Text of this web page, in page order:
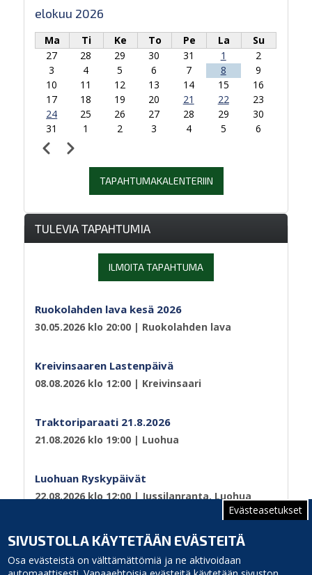
Evästeasetukset
SIVUSTOLLA KÄYTETÄÄN EVÄSTEITÄ
Osa evästeistä on välttämättömiä ja ne aktivoidaan
elokuu 2026
Ma Ti Ke To Pe La
Su
27
28 29 30 31 1
2
3
4 5 6 7 8
9
10
11 12 13 14 15
16
17
18 19 20 21 22
23
24
25 26 27 28 29
30
31
1 2 3 4 5
6
Sivutus
EdellinenSeuraava
TAPAHTUMAKALENTERIIN
TULEVIA TAPAHTUMIA
ILMOITA TAPAHTUMA
Ruokolahden lava kesä 2026
30.05.2026 klo 20:00 | Ruokolahden lava
Kreivinsaaren Lastenpäivä
08.08.2026 klo 12:00 | Kreivinsaari
Traktoriparaati 21.8.2026
21.08.2026 klo 19:00 | Luohua
Luohuan Ryskypäivät
22.08.2026 klo 12:00| Jussilanranta, Luohua
Sivu 1